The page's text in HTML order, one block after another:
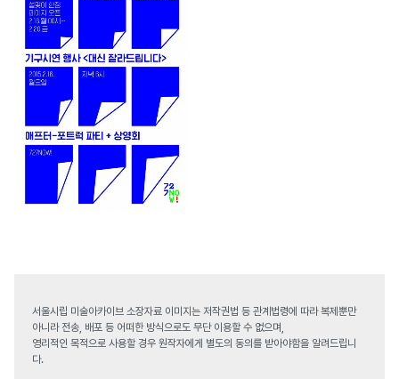
서울시립 미술아카이브 소장자료 이미지는 저작권법 등 관계법령에 따라 복제뿐만
아니라 전송, 배포 등 어떠한 방식으로도 무단 이용할 수 없으며,
영리적인 목적으로 사용할 경우 원작자에게 별도의 동의를 받아야함을 알려드립니
다.